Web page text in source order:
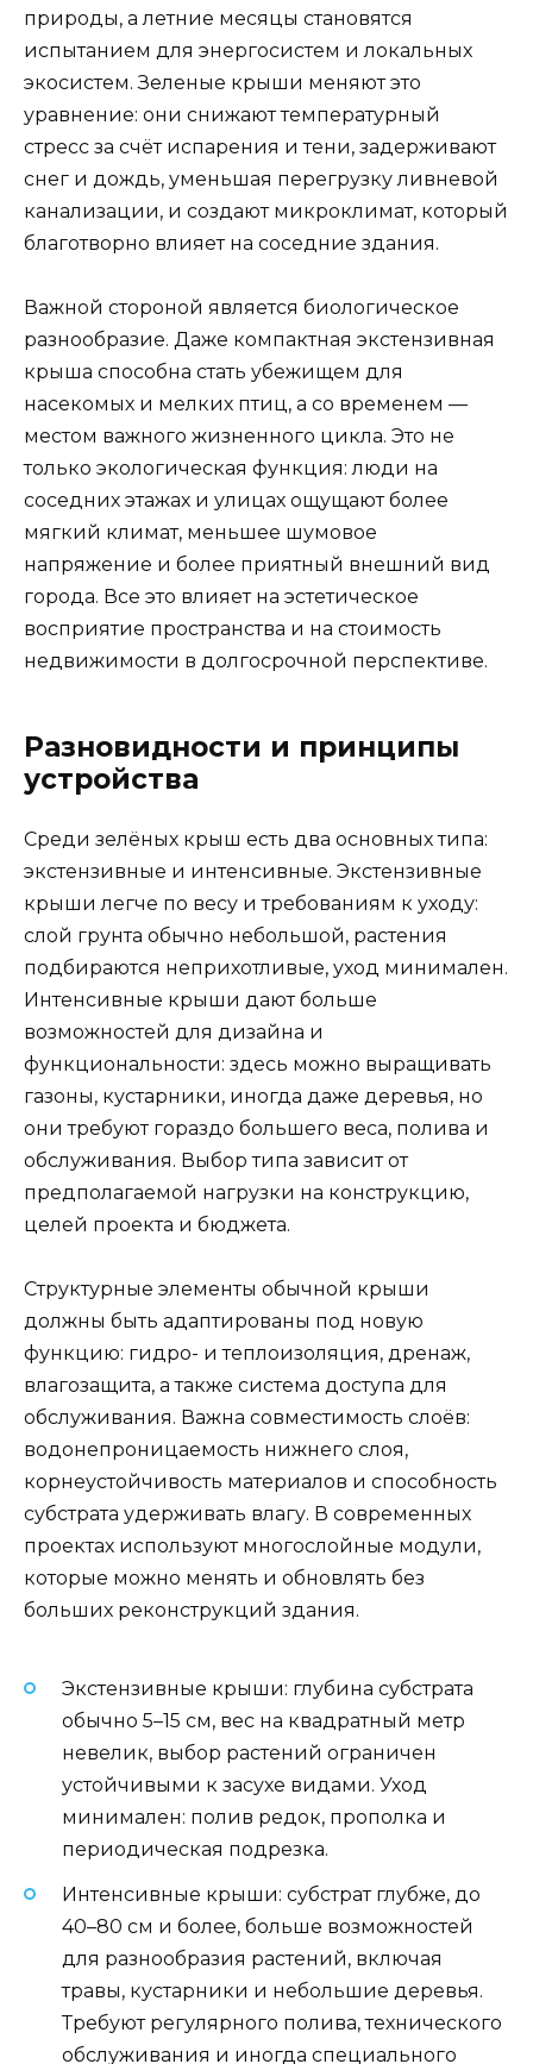
природы, а летние месяцы становятся
испытанием для энергосистем и локальных
экосистем. Зеленые крыши меняют это
уравнение: они снижают температурный
стресс за счёт испарения и тени, задерживают
снег и дождь, уменьшая перегрузку ливневой
канализации, и создают микроклимат, который
благотворно влияет на соседние здания.
Важной стороной является биологическое
разнообразие. Даже компактная экстензивная
крыша способна стать убежищем для
насекомых и мелких птиц, а со временем —
местом важного жизненного цикла. Это не
только экологическая функция: люди на
соседних этажах и улицах ощущают более
мягкий климат, меньшее шумовое
напряжение и более приятный внешний вид
города. Все это влияет на эстетическое
восприятие пространства и на стоимость
недвижимости в долгосрочной перспективе.
Разновидности и принципы
устройства
Среди зелёных крыш есть два основных типа:
экстензивные и интенсивные. Экстензивные
крыши легче по весу и требованиям к уходу:
слой грунта обычно небольшой, растения
подбираются неприхотливые, уход минимален.
Интенсивные крыши дают больше
возможностей для дизайна и
функциональности: здесь можно выращивать
газоны, кустарники, иногда даже деревья, но
они требуют гораздо большего веса, полива и
обслуживания. Выбор типа зависит от
предполагаемой нагрузки на конструкцию,
целей проекта и бюджета.
Структурные элементы обычной крыши
должны быть адаптированы под новую
функцию: гидро- и теплоизоляция, дренаж,
влагозащита, а также система доступа для
обслуживания. Важна совместимость слоёв:
водонепроницаемость нижнего слоя,
корнеустойчивость материалов и способность
субстрата удерживать влагу. В современных
проектах используют многослойные модули,
которые можно менять и обновлять без
больших реконструкций здания.
Экстензивные крыши: глубина субстрата
обычно 5–15 см, вес на квадратный метр
невелик, выбор растений ограничен
устойчивыми к засухе видами. Уход
минимален: полив редок, прополка и
периодическая подрезка.
Интенсивные крыши: субстрат глубже, до
40–80 см и более, больше возможностей
для разнообразия растений, включая
травы, кустарники и небольшие деревья.
Требуют регулярного полива, технического
обслуживания и иногда специального